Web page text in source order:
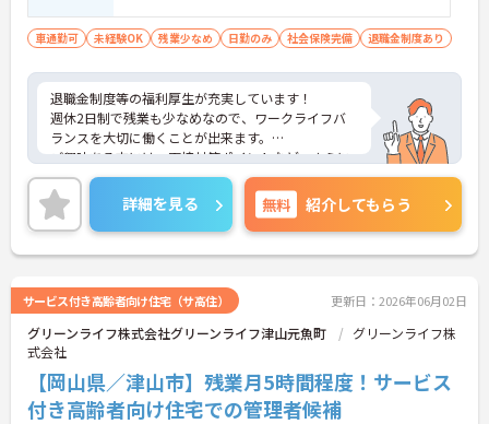
車通勤可 未経験OK 残業少なめ 日勤のみ 社会保険完備 退職金制度あり
退職金制度等の福利厚生が充実しています！
週休2日制で残業も少なめなので、ワークライフバ
ランスを大切に働くことが出来ます。
ご興味ある方には、面接対策ポイントなど、さらに
詳細をお話しいたしますのでお気軽にご相談くださ
い！
詳細を見る 無料 紹介してもらう
サービス付き高齢者向け住宅（サ高住） 更新日：2026年06月02日
グリーンライフ株式会社グリーンライフ津山元魚町
グリーンライフ株
式会社
【岡山県／津山市】残業月5時間程度！サービス
付き高齢者向け住宅での管理者候補